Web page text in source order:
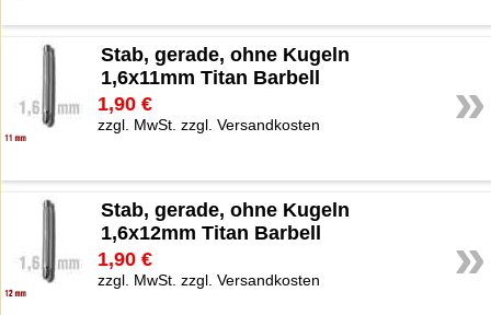
»
Stab, gerade, ohne Kugeln
1,6x11mm Titan Barbell
1,90 €
zzgl. MwSt. zzgl. Versandkosten
»
Stab, gerade, ohne Kugeln
1,6x12mm Titan Barbell
1,90 €
zzgl. MwSt. zzgl. Versandkosten